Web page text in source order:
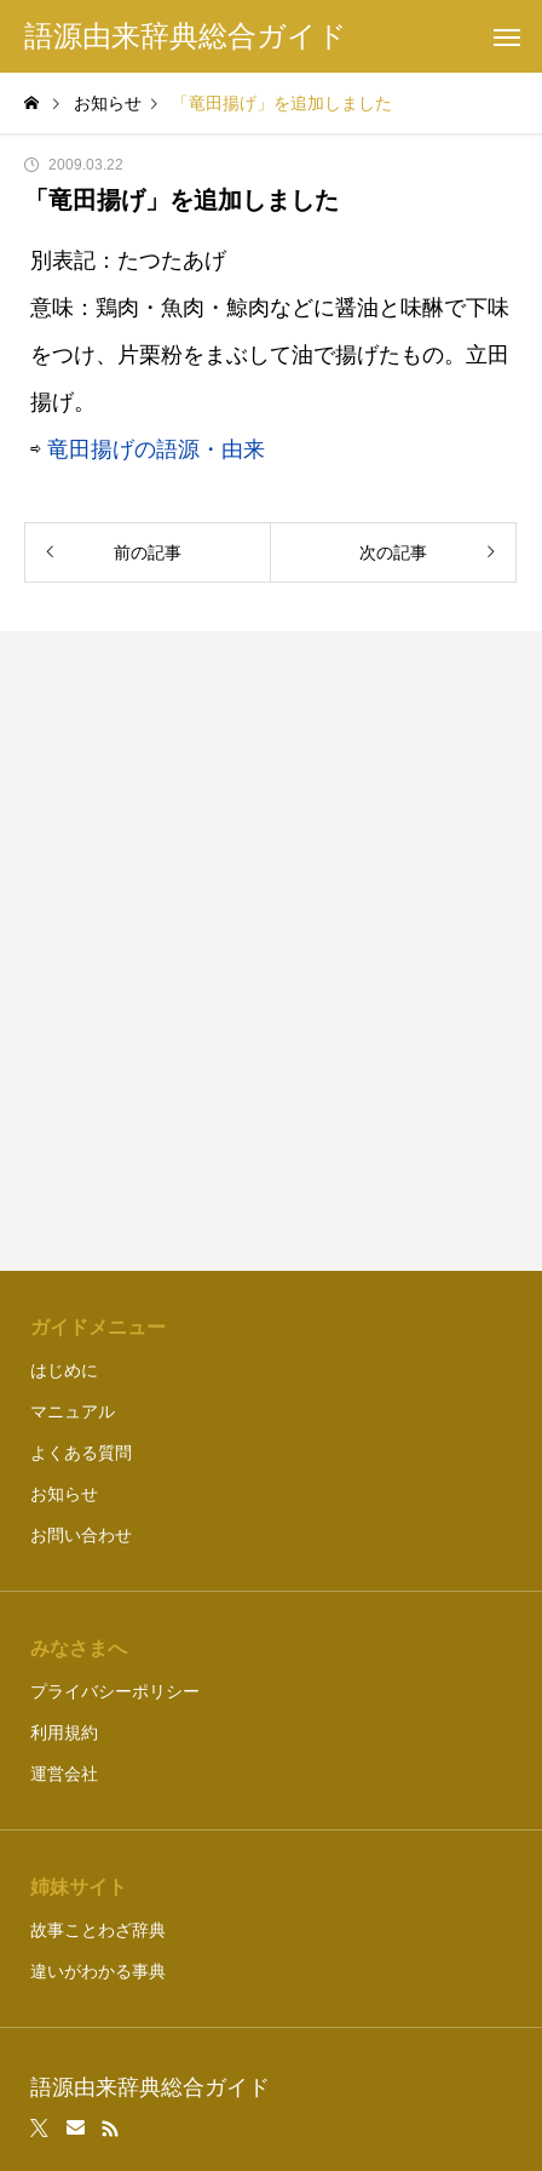
語源由来辞典総合ガイド
お知らせ 「竜田揚げ」を追加しました
2009.03.22
「竜田揚げ」を追加しました
別表記：たつたあげ
意味：鶏肉・魚肉・鯨肉などに醤油と味醂で下味
をつけ、片栗粉をまぶして油で揚げたもの。立田
揚げ。
⇨ 竜田揚げの語源・由来
前の記事 次の記事
ガイドメニュー
はじめに
マニュアル
よくある質問
お知らせ
お問い合わせ
みなさまへ
プライバシーポリシー
利用規約
運営会社
姉妹サイト
故事ことわざ辞典
違いがわかる事典
語源由来辞典総合ガイド